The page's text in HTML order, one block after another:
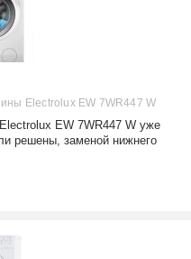
Electrolux EW 7WR447 W
EW 7WR447 W уже
решены, заменой нижнего